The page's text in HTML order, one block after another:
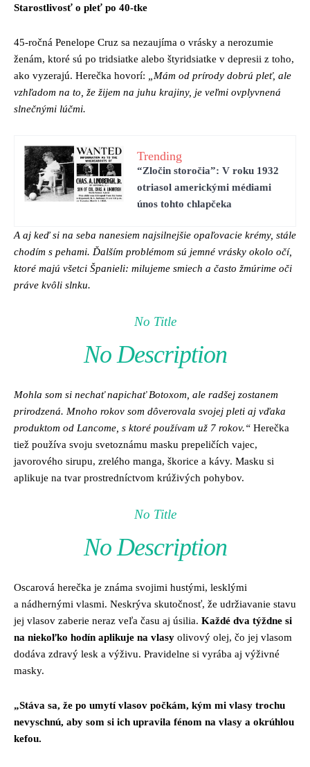
Starostlivosť o pleť po 40-tke
45-ročná Penelope Cruz sa nezaujíma o vrásky a nerozumie
ženám, ktoré sú po tridsiatke alebo štyridsiatke v depresii z toho,
ako vyzerajú. Herečka hovorí:
„Mám od prírody dobrú pleť, ale
vzhľadom na to, že žijem na juhu krajiny, je veľmi ovplyvnená
slnečnými lúčmi.
Trending
“Zločin storočia”: V roku 1932
otriasol americkými médiami
únos tohto chlapčeka
A aj keď si na seba nanesiem najsilnejšie opaľovacie krémy, stále
chodím s pehami. Ďalším problémom sú jemné vrásky okolo očí,
ktoré majú všetci Španieli: milujeme smiech a často žmúrime oči
práve kvôli slnku.
No Title
No Description
Mohla som si nechať napichať Botoxom, ale radšej zostanem
prirodzená. Mnoho rokov som dôverovala svojej pleti aj vďaka
produktom od Lancome, s ktoré používam už 7 rokov.“ Herečka
tiež používa svoju svetoznámu masku prepeličích vajec,
javorového sirupu, zrelého manga, škorice a kávy. Masku si
aplikuje na tvar prostredníctvom krúživých pohybov.
No Title
No Description
Oscarová herečka je známa svojimi hustými, lesklými
a nádhernými vlasmi. Neskrýva skutočnosť, že udržiavanie stavu
jej vlasov zaberie neraz veľa času aj úsilia. Každé dva týždne si
na niekoľko hodín aplikuje na vlasy olivový olej, čo jej vlasom
dodáva zdravý lesk a výživu. Pravidelne si vyrába aj výživné
masky.
„Stáva sa, že po umytí vlasov počkám, kým mi vlasy trochu
nevyschnú, aby som si ich upravila fénom na vlasy a okrúhlou
kefou.